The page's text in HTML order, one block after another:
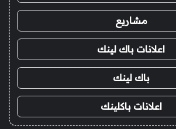
مشاريع
اعلانات باك لينك
باك لينك
اعلانات باكلينك